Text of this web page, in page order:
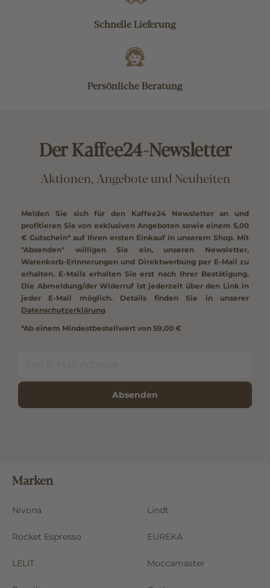
Schnelle Lieferung
Persönliche Beratung
Der Kaffee24-Newsletter
Aktionen, Angebote und Neuheiten
Melden Sie sich für den Kaffee24 Newsletter an und
profitieren Sie von exklusiven Angeboten sowie einem 5,00
€ Gutschein* auf Ihren ersten Einkauf in unserem Shop. Mit
"Absenden" willigen Sie ein, unseren Newsletter,
Warenkorb-Erinnerungen und Direktwerbung per E-Mail zu
erhalten. E-Mails erhalten Sie erst nach Ihrer Bestätigung.
Die Abmeldung/der Widerruf ist jederzeit über den Link in
jeder E-Mail möglich. Details finden Sie in unserer
Datenschutzerklärung
*Ab einem Mindestbestellwert von 59,00 €
Absenden
Marken
Nivona Lindt
Rocket Espresso EUREKA
LELIT Moccamaster